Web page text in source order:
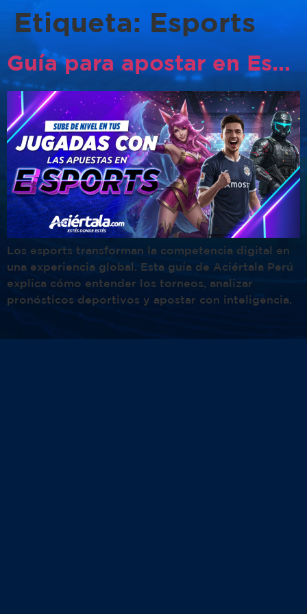
Etiqueta: Esports
Guía para apostar en Esports: todo lo que debes saber
Los esports transforman la competencia digital en
una experiencia global. Esta guía de Aciértala Perú
explica cómo entender los torneos, analizar
pronósticos deportivos y apostar con inteligencia.